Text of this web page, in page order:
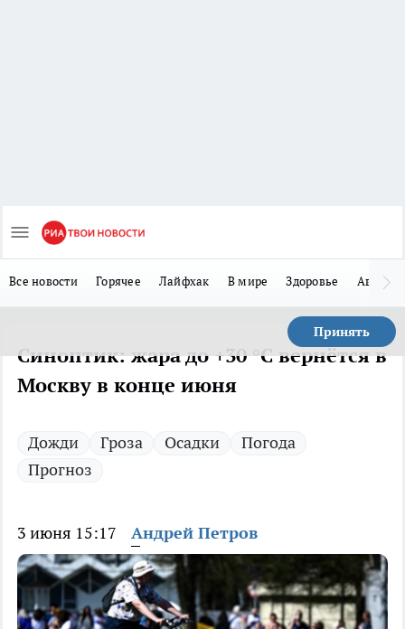
Все новости Горячее Лайфхак В мире Здоровье Авто
Принять
Синоптик: жара до +30 °C вернётся в
Москву в конце июня
Дожди Гроза Осадки
Погода
Прогноз
3 июня 15:17 Андрей Петров